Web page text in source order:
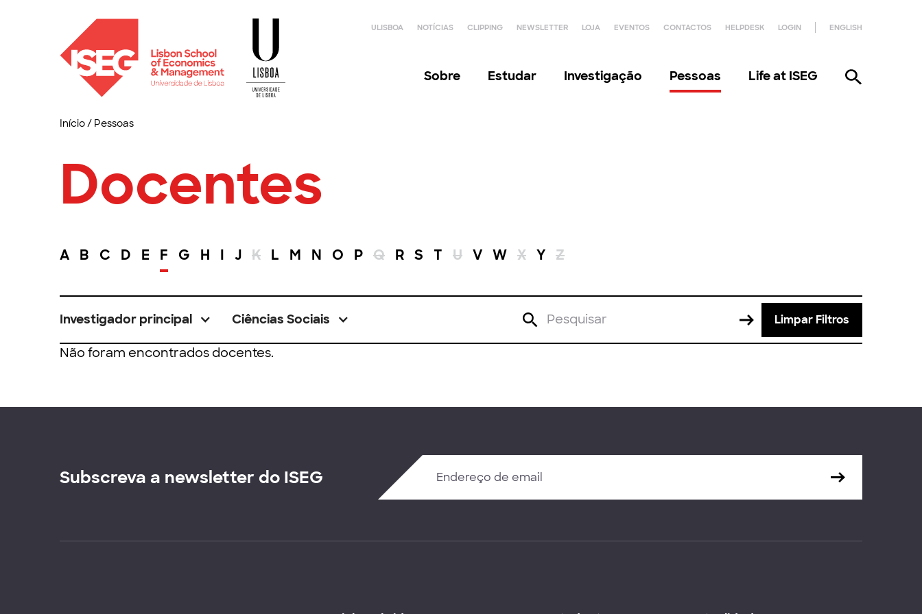
ULISBOA NOTÍCIAS CLIPPING NEWSLETTER LOJA EVENTOS CONTACTOS HELPDESK LOGIN ENGLISH
Sobre Estudar Investigação Pessoas Life at ISEG
Início/ Pessoas
Docentes
A B C D E F G H I J K L M N O P Q R S T U V W X Y Z
Investigador principal Ciências Sociais Limpar Filtros
Não foram encontrados docentes.
Subscreva a newsletter do ISEG